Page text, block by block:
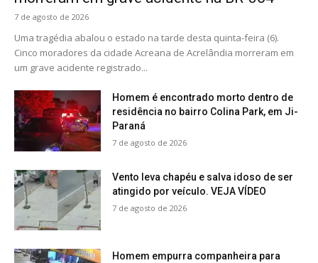
7 de agosto de 2026
Uma tragédia abalou o estado na tarde desta quinta-feira (6).
Cinco moradores da cidade Acreana de Acrelândia morreram em
um grave acidente registrado...
Homem é encontrado morto dentro de
residência no bairro Colina Park, em Ji-
Paraná
7 de agosto de 2026
Vento leva chapéu e salva idoso de ser
atingido por veículo. VEJA VÍDEO
7 de agosto de 2026
Homem empurra companheira para